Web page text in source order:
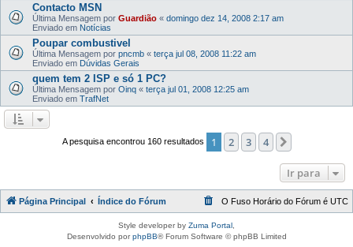
Contacto MSN
Última Mensagem por Guardião « domingo dez 14, 2008 2:17 am
Enviado em Notícias
Poupar combustivel
Última Mensagem por pncmb « terça jul 08, 2008 11:22 am
Enviado em Dúvidas Gerais
quem tem 2 ISP e só 1 PC?
Última Mensagem por Oinq « terça jul 01, 2008 12:25 am
Enviado em TrafNet
A pesquisa encontrou 160 resultados 1 2 3 4
Ir para
Página Principal Índice do Fórum O Fuso Horário do Fórum é UTC
Style developer by Zuma Portal
Desenvolvido porphpBB® Forum Software © phpBB Limited